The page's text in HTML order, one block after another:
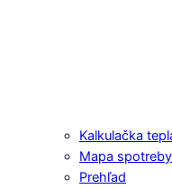
Kalkulačka
Mapa
Prehľad